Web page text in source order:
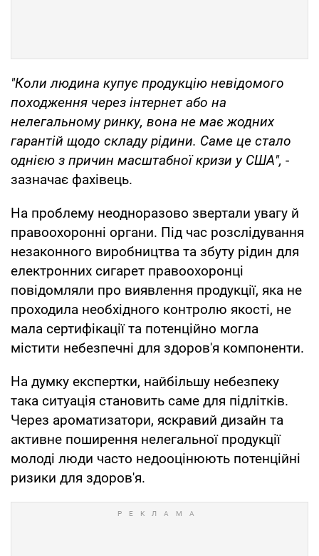
"Коли людина купує продукцію невідомого
походження через інтернет або на
нелегальному ринку, вона не має жодних
гарантій щодо складу рідини. Саме це стало
однією з причин масштабної кризи у США", -
зазначає фахівець.
На проблему неодноразово звертали увагу й
правоохоронні органи. Під час розслідування
незаконного виробництва та збуту рідин для
електронних сигарет правоохоронці
повідомляли про виявлення продукції, яка не
проходила необхідного контролю якості, не
мала сертифікації та потенційно могла
містити небезпечні для здоров'я компоненти.
На думку експертки, найбільшу небезпеку
така ситуація становить саме для підлітків.
Через ароматизатори, яскравий дизайн та
активне поширення нелегальної продукції
молоді люди часто недооцінюють потенційні
ризики для здоров'я.